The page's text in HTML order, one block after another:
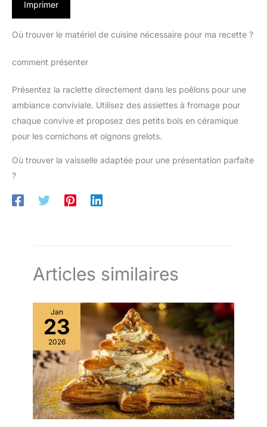
Imprimer
Où trouver le matériel de cuisine nécessaire pour ma recette ?
comment présenter
Présentez la raclette directement dans les poêlons pour une
ambiance conviviale. Utilisez des assiettes à fromage pour
chaque convive et proposez des petits bols en céramique
pour les cornichons et oignons grelots.
Où trouver la vaisselle adaptée pour une présentation parfaite
?
Articles similaires
Jan
23
2026